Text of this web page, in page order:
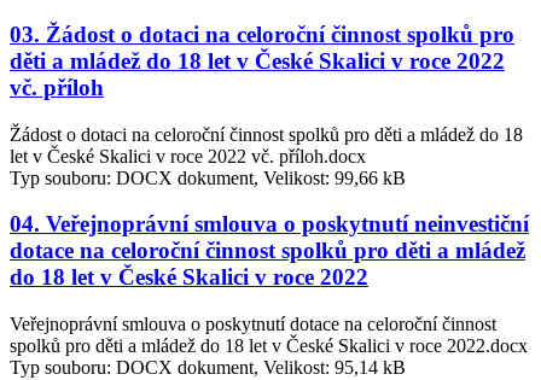
03. Žádost o dotaci na celoroční činnost spolků pro
děti a mládež do 18 let v České Skalici v roce 2022
vč. příloh
Žádost o dotaci na celoroční činnost spolků pro děti a mládež do 18
let v České Skalici v roce 2022 vč. příloh.docx
Typ souboru: DOCX dokument, Velikost: 99,66 kB
04. Veřejnoprávní smlouva o poskytnutí neinvestiční
dotace na celoroční činnost spolků pro děti a mládež
do 18 let v České Skalici v roce 2022
Veřejnoprávní smlouva o poskytnutí dotace na celoroční činnost
spolků pro děti a mládež do 18 let v České Skalici v roce 2022.docx
Typ souboru: DOCX dokument, Velikost: 95,14 kB